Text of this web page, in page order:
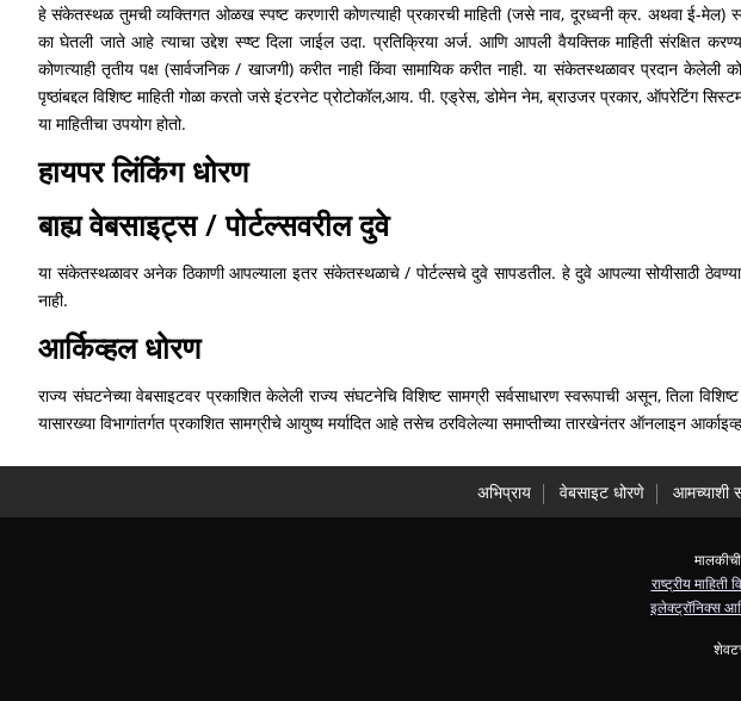
हे संकेतस्थळ तुमची व्यक्तिगत ओळख स्पष्ट करणारी कोणत्याही प्रकारची माहिती (जसे नाव, दूरध्वनी क्र. अथवा ई-मेल)
का घेतली जाते आहे त्याचा उद्देश स्प्ष्ट दिला जाईल उदा. प्रतिक्रिया अर्ज. आणि आपली वैयक्तिक माहिती संरक्षित
कोणत्याही तृतीय पक्ष (सार्वजनिक / खाजगी) करीत नाही किंवा सामायिक करीत नाही. या संकेतस्थळावर प्रदान
पृष्ठांबद्दल विशिष्ट माहिती गोळा करतो जसे इंटरनेट प्रोटोकॉल,आय. पी. एड्रेस, डोमेन नेम, ब्राउजर प्रकार, ऑपरेटिंग
या माहितीचा उपयोग होतो.
हायपर लिंकिंग धोरण
बाह्य वेबसाइट्स / पोर्टल्सवरील दुवे
या संकेतस्थळावर अनेक ठिकाणी आपल्याला इतर संकेतस्थळाचे / पोर्टल्सचे दुवे सापडतील. हे दुवे आपल्या सोयीसाठी
नाही.
आर्किव्हल धोरण
राज्य संघटनेच्या वेबसाइटवर प्रकाशित केलेली राज्य संघटनेचि विशिष्ट सामग्री सर्वसाधारण स्वरूपाची असून, तिला
यासारख्या विभागांतर्गत प्रकाशित सामग्रीचे आयुष्य मर्यादित आहे तसेच ठरविलेल्या समाप्तीच्या तारखेनंतर ऑनलाइन
अभिप्राय वेबसाइट धोरणे आमच्याशी
राष्ट्रीय माहिती
इलेक्ट्रॉनिक्स